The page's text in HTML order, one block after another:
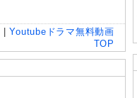
|Youtubeドラマ無料動画
TOP